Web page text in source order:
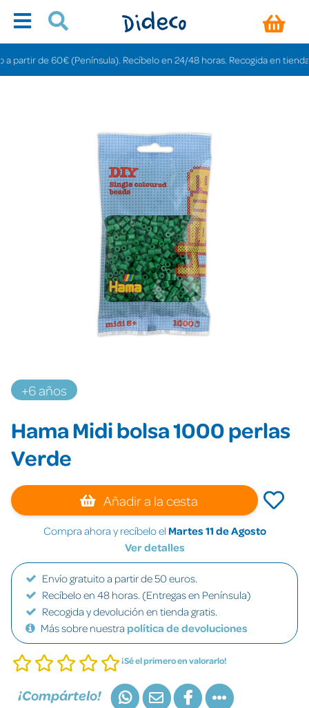
de 60€ (Península). Recíbelo en 24/48 horas. Recogida en tiendas
+6 años
Hama Midi bolsa 1000 perlas
Verde
Añadir a la cesta
Compra ahora y recíbelo el Martes 11 de Agosto
Ver detalles
Envío gratuito a partir de 50 euros.
Recíbelo en 48 horas. (Entregas en Península)
Recogida y devolución en tienda gratis.
Más sobre nuestra política de devoluciones
¡Sé el primero en valorarlo!
¡Compártelo!